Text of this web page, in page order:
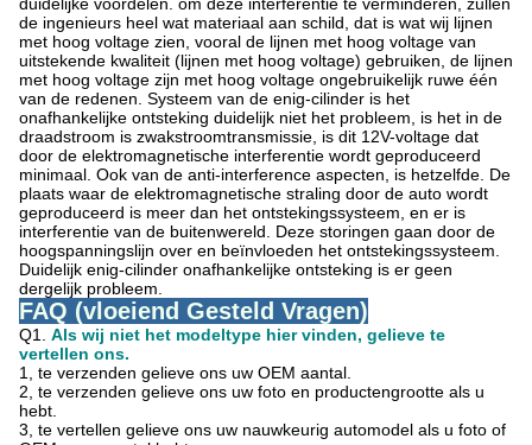
de ingenieurs heel wat materiaal aan schild, dat is wat wij lijnen
met hoog voltage zien, vooral de lijnen met hoog voltage van
uitstekende kwaliteit (lijnen met hoog voltage) gebruiken, de lijnen
met hoog voltage zijn met hoog voltage ongebruikelijk ruwe één
van de redenen. Systeem van de enig-cilinder is het
onafhankelijke ontsteking duidelijk niet het probleem, is het in de
draadstroom is zwakstroomtransmissie, is dit 12V-voltage dat
door de elektromagnetische interferentie wordt geproduceerd
minimaal. Ook van de anti-interference aspecten, is hetzelfde. De
plaats waar de elektromagnetische straling door de auto wordt
geproduceerd is meer dan het ontstekingssysteem, en er is
interferentie van de buitenwereld. Deze storingen gaan door de
hoogspanningslijn over en beïnvloeden het ontstekingssysteem.
Duidelijk enig-cilinder onafhankelijke ontsteking is er geen
dergelijk probleem.
FAQ (vloeiend Gesteld Vragen)
Q1. Als wij niet het modeltype hier vinden, gelieve te
vertellen ons.
1, te verzenden gelieve ons uw OEM aantal.
2, te verzenden gelieve ons uw foto en productengrootte als u
hebt.
3, te vertellen gelieve ons uw nauwkeurig automodel als u foto of